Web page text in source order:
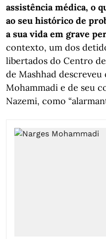
assistência médica, o
ao seu histórico de
a sua vida em grave
contexto, um dos
libertados do Centro
de Mashhad
Mohammadi e de seu
Nazemi, como